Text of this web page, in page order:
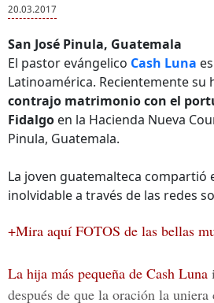
20.03.2017
San José Pinula, Guatemala
El pastor evángelico Cash Luna
Latinoamérica. Recientemente su
contrajo matrimonio con el
Fidalgo en la Hacienda Nueva
Pinula, Guatemala.
La joven guatemalteca compartió
inolvidable a través de las redes
+Mira aquí FOTOS de las bellas
La hija más pequeña de Cash Luna
después de que la oración la